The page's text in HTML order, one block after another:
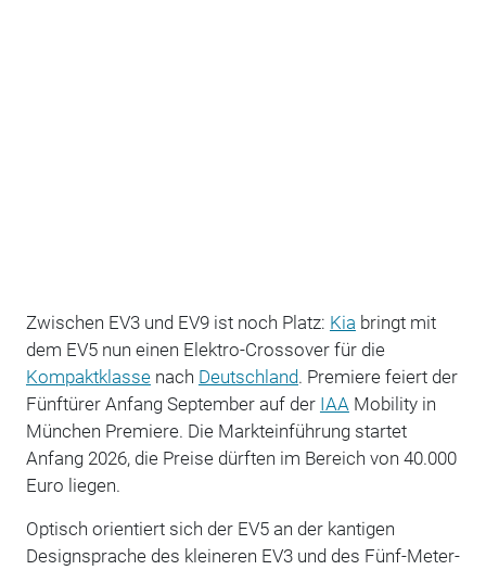
Zwischen EV3 und EV9 ist noch Platz: Kia bringt mit
dem EV5 nun einen Elektro-Crossover für die
Kompaktklassenach Deutschland. Premiere feiert der
Fünftürer Anfang September auf der IAA Mobility in
München Premiere. Die Markteinführung startet
Anfang 2026, die Preise dürften im Bereich von 40.000
Euro liegen.
Optisch orientiert sich der EV5 an der kantigen
Designsprache des kleineren EV3 und des Fünf-Meter-